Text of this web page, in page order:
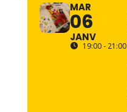
MAR
06
JANV
19:00 - 21:00